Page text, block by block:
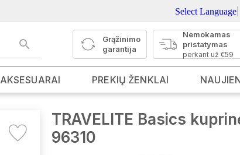
Select Language
Grąžinimo
garantija
Nemokamas
pristatymas
perkant už €59
AKSESUARAI PREKIŲ ŽENKLAI
TRAVELITE Basics
96310